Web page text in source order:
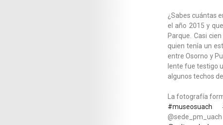
¿Sabes cuántas
el año 2015 y
Parque. Casi
quien tenía un
entre Osorno y
lente fue testigo
algunos techos
La fotografía
#museosuach